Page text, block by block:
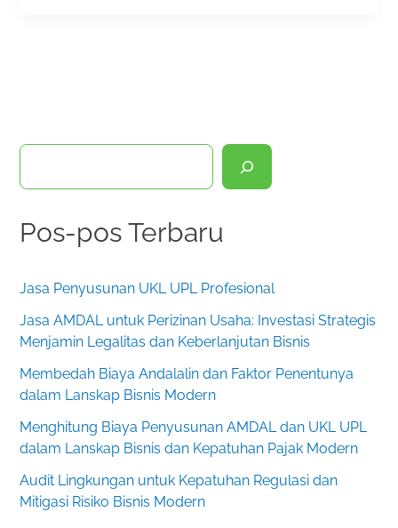
a
iPos-pos Terbaru
Jasa Penyusunan UKL UPL Profesional
Jasa AMDAL untuk Perizinan Usaha: Investasi Strategis
Menjamin Legalitas dan Keberlanjutan Bisnis
Membedah Biaya Andalalin dan Faktor Penentunya
dalam Lanskap Bisnis Modern
Menghitung Biaya Penyusunan AMDAL dan UKL UPL
dalam Lanskap Bisnis dan Kepatuhan Pajak Modern
Audit Lingkungan untuk Kepatuhan Regulasi dan
Mitigasi Risiko Bisnis Modern